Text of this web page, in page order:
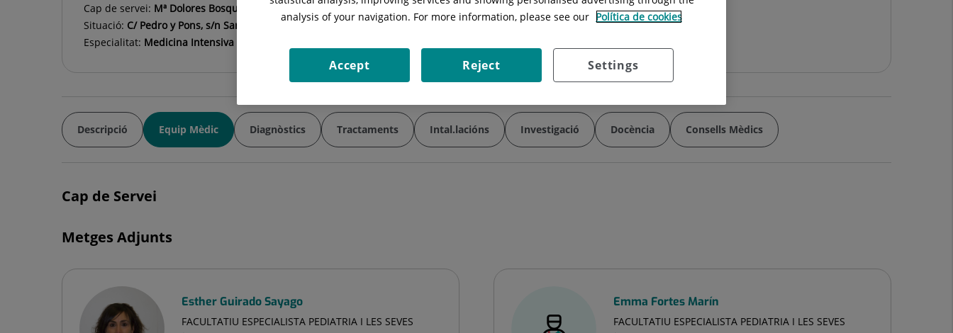
Cap de servei: Mª Dolores Bosque Cebolla Horari:08:00 – 17:00 L-V
Situació: C/ Pedro y Pons, s/n Sant Cugat del Vallés Telèfon:935656000 ext. 4528 / ext. 5458
Especialitat: Medicina Intensiva
Descripció Equip Mèdic Diagnòstics Tractaments Intal.lacións Investigació Docència Consells Mèdics
Cap de Servei
Metges Adjunts
Esther Guirado Sayago
FACULTATIU ESPECIALISTA PEDIATRIA I LES SEVES
Emma Fortes Marín
FACULTATIU ESPECIALISTA PEDIATRIA I LES SEVES
analysis of your navigation. For more information, please see our Política de cookies
Settings
Reject
Accept